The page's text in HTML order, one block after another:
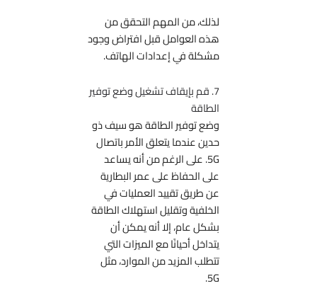
لذلك، من المهم التحقق من
هذه العوامل قبل افتراض وجود
مشكلة في إعدادات الهاتف.
7. قم بإيقاف تشغيل وضع توفير
الطاقة
وضع توفير الطاقة هو سيف ذو
حدين عندما يتعلق الأمر باتصال
5G. على الرغم من أنه يساعد
على الحفاظ على عمر البطارية
عن طريق تقييد العمليات في
الخلفية وتقليل استهلاك الطاقة
بشكل عام، إلا أنه يمكن أن
يتداخل أحيانًا مع الميزات التي
تتطلب المزيد من الموارد، مثل
5G.